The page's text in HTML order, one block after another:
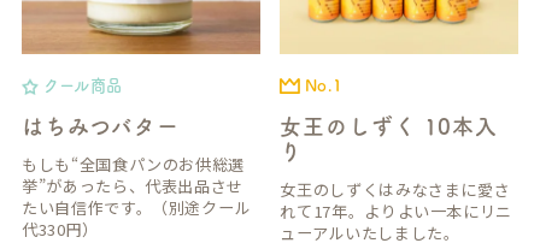
クール商品
はちみつバター
もしも“全国食パンのお供総選
挙”があったら、代表出品させ
たい自信作です。（別途クール
代330円）
No.1
女王のしずく 10本入
り
女王のしずくはみなさまに愛さ
れて17年。よりよい一本にリニ
ューアルいたしました。